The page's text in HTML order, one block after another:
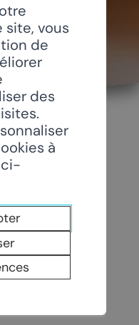
-
site, vous
de
des
à
ci-